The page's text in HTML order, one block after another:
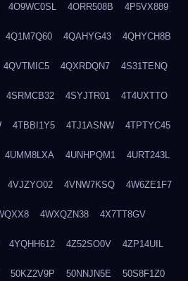
4O9WC0SL 4ORR508B 4P5VX889
4Q1M7Q60 4QAHYG43 4QHYCH8B
4QVTMIC5 4QXRDQN7 4S31TENQ
4SRMCB32 4SYJTR01 4T4UXTTO
4TBBI1Y5 4TJ1ASNW 4TPTYC45
4UMM8LXA 4UNHPQM1 4URT243L
4VJZYO02 4VNW7KSQ 4W6ZE1F7
4WXQZN38 4X7TT8GV
4YQHH612 4Z52SO0V 4ZP14UIL
50KZ2V9P 50NNJN5E 50S8F1Z0